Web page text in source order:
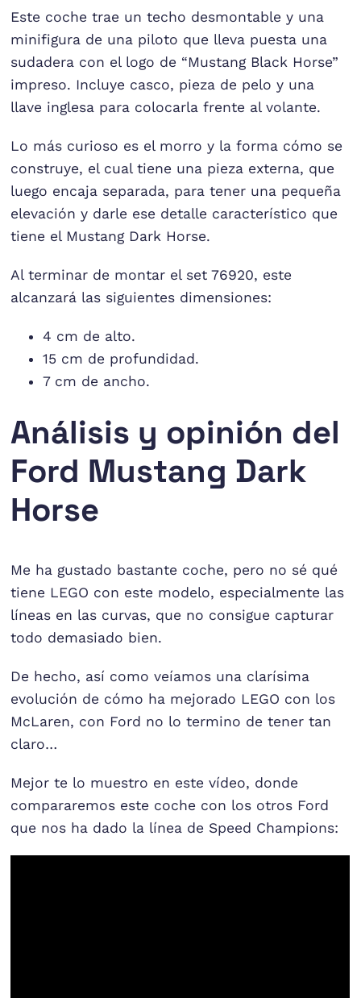
Este coche trae un techo desmontable y una
minifigura de una piloto que lleva puesta una
sudadera con el logo de “Mustang Black Horse”
impreso. Incluye casco, pieza de pelo y una
llave inglesa para colocarla frente al volante.
Lo más curioso es el morro y la forma cómo se
construye, el cual tiene una pieza externa, que
luego encaja separada, para tener una pequeña
elevación y darle ese detalle característico que
tiene el Mustang Dark Horse.
Al terminar de montar el set 76920, este
alcanzará las siguientes dimensiones:
4 cm de alto.
15 cm de profundidad.
7 cm de ancho.
Análisis y opinión del
Ford Mustang Dark
Horse
Me ha gustado bastante coche, pero no sé qué
tiene LEGO con este modelo, especialmente las
líneas en las curvas, que no consigue capturar
todo demasiado bien.
De hecho, así como veíamos una clarísima
evolución de cómo ha mejorado LEGO con los
McLaren, con Ford no lo termino de tener tan
claro…
Mejor te lo muestro en este vídeo, donde
compararemos este coche con los otros Ford
que nos ha dado la línea de Speed Champions: